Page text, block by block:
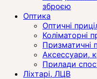
зброєю
Оптика
Оптичні
Коліматорні
Призматичні
Аксессуари,
Прилади
Ліхтарі, ЛЦВ